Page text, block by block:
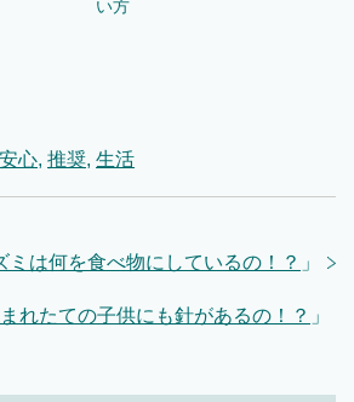
い方
安心, 推奨, 生活
ミは何を食べ物にしているの！？ 」
れたての子供にも針があるの！？ 」